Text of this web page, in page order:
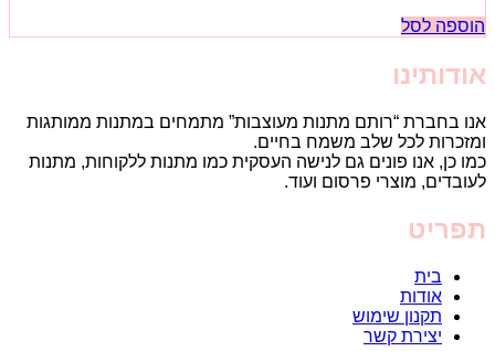
הוספה לסל
אודותינו
אנו בחברת “רותם מתנות מעוצבות” מתמחים במתנות ממותגות
ומזכרות לכל שלב משמח בחיים.
כמו כן, אנו פונים גם לנישה העסקית כמו מתנות ללקוחות, מתנות
לעובדים, מוצרי פרסום ועוד.
תפריט
בית
אודות
תקנון שימוש
יצירת קשר